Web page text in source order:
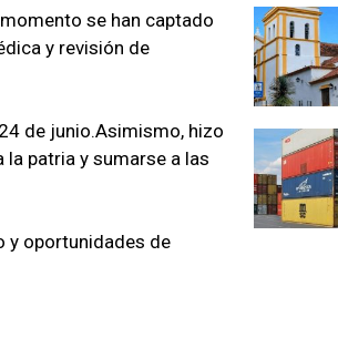
se han captado
y revisión de
de junio.Asimismo, hizo
patria y sumarse a las
y oportunidades de